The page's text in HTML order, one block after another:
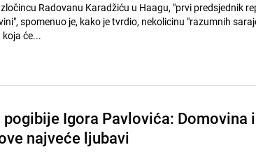
Radovanu Karadžiću u Haagu, "prvi predsjednik
spomenuo je, kako je tvrdio, nekolicinu "razumnih
će...
Igora Pavlovića: Domovina i
najveće ljubavi